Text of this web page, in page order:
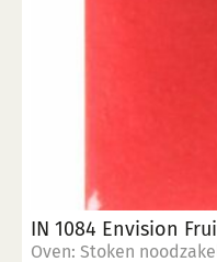
IN 1084 Envision
Oven: Stoken